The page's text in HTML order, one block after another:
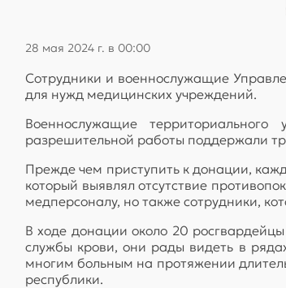
28 мая 2024 г. в 00:00
Сотрудники и военнослужащие
для нужд медицинских учреждений.
Военнослужащие
разрешительной работы поддержали
Прежде чем приступить к донации,
который выявлял отсутствие
медперсоналу, но также сотрудники,
В ходе донации около 20
службы крови, они рады видеть в
многим больным на протяжении
республики.